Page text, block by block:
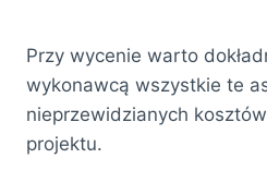
Przy wycenie warto
wykonawcą wszystkie te
nieprzewidzianych
projektu.